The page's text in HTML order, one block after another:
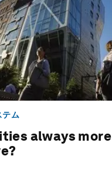
テム
always more